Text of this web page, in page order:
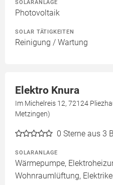
SOLARANLAGE
Photovoltaik
SOLAR TÄTIGKEITEN
Reinigung / Wartung
Elektro Knura
Im Michelreis 12, 72124
Metzingen)
0 Sterne aus 3
SOLARANLAGE
Wärmepumpe,
Wohnraumlüftung,